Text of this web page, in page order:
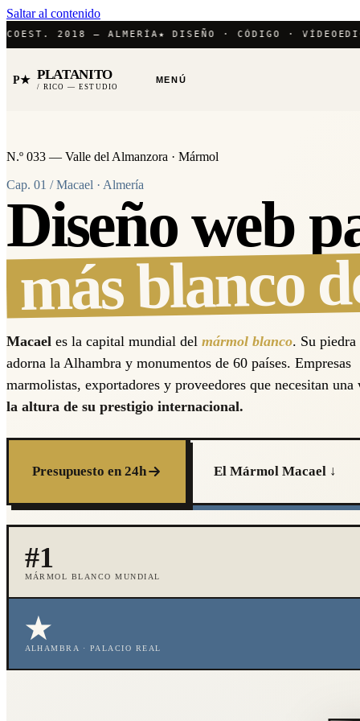
Saltar al contenido
2018 — ALMERÍA ★ DISEÑO · CÓDIGO · VÍDEO
P★ PLATANITO
/ RICO — ESTUDIO
MENÚ
N.º 033 — Valle del Almanzora · Mármol
Cap. 01 / Macael · Almería
Diseño web
más blanco
Macael es la capital mundial del mármol blanco. Su piedra
adorna la Alhambra y monumentos de 60 países. Empresas
marmolistas, exportadores y proveedores que necesitan
la altura de su prestigio internacional.
Presupuesto en 24h El Mármol Macael ↓
#1
MÁRMOL BLANCO MUNDIAL
★
ALHAMBRA · PALACIO REAL